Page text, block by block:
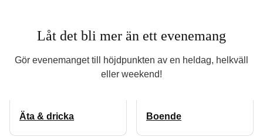
Låt det bli mer än ett evenemang
Gör evenemanget till höjdpunkten av en heldag, helkväll
eller weekend!
Äta & dricka Boende